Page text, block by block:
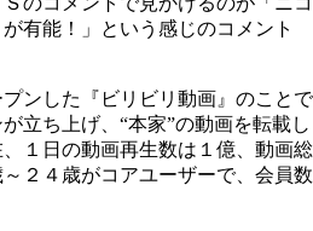
有能！」という感じのコメント
プンした『ビリビリ動画』のことで
立ち上げ、“本家”の動画を転載し
１日の動画再生数は１億、動画総
２４歳がコアユーザーで、会員数